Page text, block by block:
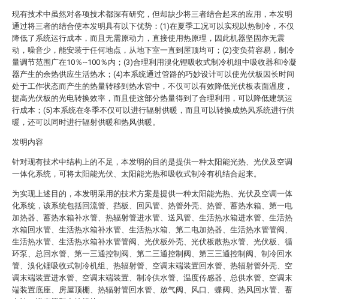
现有技术中虽然对各项技术都深有研究，但却缺少将三者结合起来的应用，本发明
通过将三者的结合使本发明具有以下优势：(1)在夏季工况可以实现以热制冷，不仅
降低了系统运行成本，而且无需原动力，直接使用热原理，因此机器坚固亦无震
动，噪音少，能安装于任何地点，从地下室一直到屋顶均可；(2)变负荷容易，制冷
量调节范围广在10％--100％内；(3)合理利用溴化锂吸收式制冷机组中吸收器和冷凝
器产生的余热供应生活热水；(4)本系统通过管路的巧妙设计可以使光伏板因长时间
处于工作状态而产生的热量转移到热水管中，不仅可以有效降低光伏板表面温度，
提高光伏板的光电转换效率，而且使这部分热量得到了合理利用，可以降低建筑运
行成本；(5)本系统在冬季不仅可以进行辐射供暖，而且可以转换成热风系统进行供
暖，还可以同时进行辐射供暖和热风供暖。
发明内容
针对现有技术中结构上的不足，本发明的目的是提供一种太阳能光热、光伏及空调
一体化系统，可将太阳能光伏、太阳能光热和吸收式制冷有机结合起来。
为实现上述目的，本发明采用的技术方案是提供一种太阳能光热、光伏及空调一体
化系统，该系统包括回流管、挡板、回风管、热管外壳、热管、蓄热水箱、第一电
加热器、蓄热水箱补水管、热辐射管进水管、送风管、生活热水箱进水管、生活热
水箱回水管、生活热水箱补水管、生活热水箱、第二电加热器、生活热水管管阀、
生活热水管、生活热水箱补水管管阀、光伏板外壳、光伏板散热水管、光伏板、循
环泵、总回水管、第一三通控制阀、第二三通控制阀、第三三通控制阀、制冷回水
管、溴化锂吸收式制冷机组、热辐射管、空调末端装置回水管、热辐射管外壳、空
调末端装置进水管、空调末端装置、制冷供水管、温度传感器、总供水管、空调末
端装置底座、房屋顶棚、热辐射管回水管、放气阀、风口、蝶阀、热风回水管、蓄